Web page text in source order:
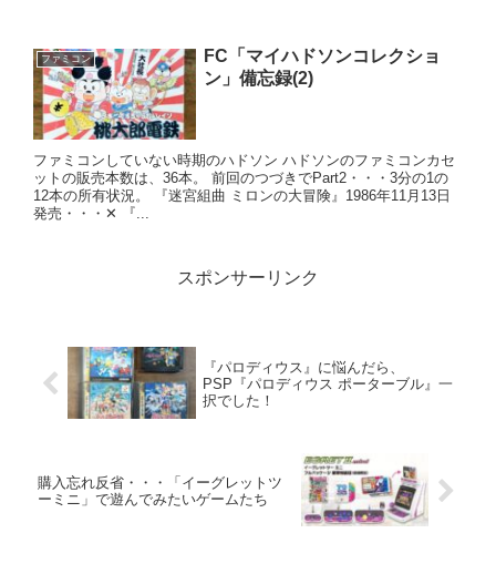
ファミコン
FC「マイハドソンコレクショ
ン」備忘録(2)
ファミコンしていない時期のハドソン ハドソンのファミコンカセ
ットの販売本数は、36本。 前回のつづきでPart2・・・3分の1の
12本の所有状況。 『迷宮組曲 ミロンの大冒険』1986年11月13日
発売・・・✕ 『...
スポンサーリンク
『パロディウス』に悩んだら、
PSP『パロディウス ポーターブル』一
択でした！
購入忘れ反省・・・「イーグレットツ
ーミニ」で遊んでみたいゲームたち